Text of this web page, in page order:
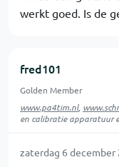
werkt goed. Is de
fred101
Golden Member
www.pa4tim.nl,
en calibratie apparatuur
zaterdag 6 december